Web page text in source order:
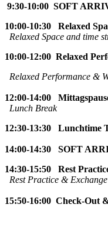
9:30-10:00 SOFT
10:00-10:30 Relaxed
Relaxed Space and time
10:00-12:00 Relaxed
Relaxed Performance &
12:00-14:00 Mittagsp
Lunch Break
12:30-13:30 Lunchtime
14:00-14:30 SOFT
14:30-15:50 Rest
Rest Practice & Exchange
15:50-16:00 Check-Out